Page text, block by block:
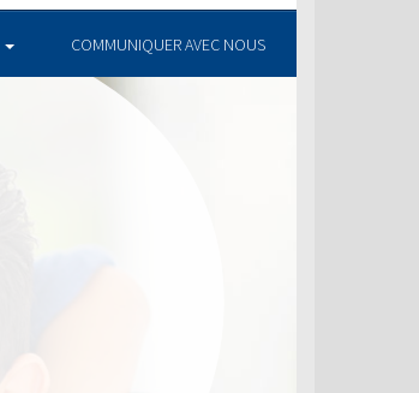
COMMUNIQUER AVEC NOUS